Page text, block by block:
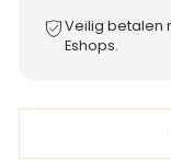
Veilig betalen
Eshops.